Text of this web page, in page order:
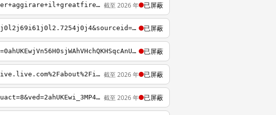
https://www.google.it/search?output=search&sclient=psy-ab&q=programma+per+aggirare+il+greatfirewall&gws_rd=ssl 截至 2026 年 已屏蔽
https://www.google.it/search?q=communism&oq=communis&aqs=chrome.2.69i57j0l2j69i61j0l2.7254j0j4&sourceid=chrome&es_sm=0&ie=UTF-8 已屏蔽
http://www.google.it/url?q=https%3A%2F%2Feurostreaming.club%2F&sa=U&ved=0ahUKEwjVn56H0sjWAhVHchQKHSqcAnUQFggMMAA&usg=AFQjCNGrpM1sVVGlLNXNBZ2UGmuYeo1WSA 已屏蔽
https://www.google.it/url?sa=t&source=web&rct=j&url=https%3A%2F%2Fonedrive.live.com%2Fabout%2Fit-it%2F&ved=2ahUKEwiE0fbcqP3aAhUIvxQKHQ-nDkMQFjAAegQIBxAD&usg=AOvVaw1-eyzBfXb-1wylurQb_TDJ 截至 2026 年 已屏蔽
https://www.google.it/url?sa=t&rct=j&q=&esrc=s&source=web&cd=1&cad=rja&uact=8&ved=2ahUKEwi_3MP43-feAhUhM8AKHTscBVgQFjAAegQIBBAC&url=https%3A%2F%2Fwww.filemail.com%2F&usg=AOvVaw2ce2DpJ0M14rfO7b54D67f 截至 2026 年 已屏蔽